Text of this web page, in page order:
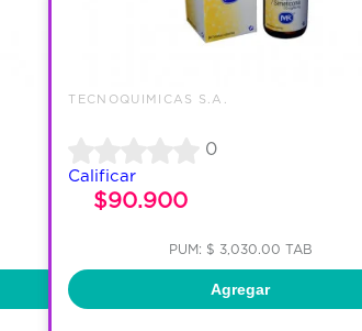
TECNOQUIMICAS S.A.
0
Calificar
$90.900
PUM: $ 3,030.00 TAB
Agregar